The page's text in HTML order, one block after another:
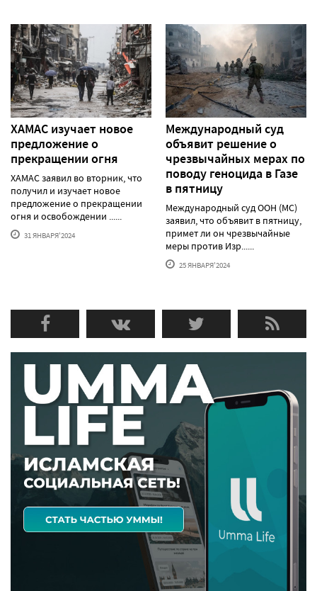
ХАМАС изучает новое
предложение о
прекращении огня
ХАМАС заявил во вторник, что
получил и изучает новое
предложение о прекращении
огня и освобождении ......
31 ЯНВАРЯ'2024
Международный суд
объявит решение о
чрезвычайных мерах по
поводу геноцида в Газе
в пятницу
Международный суд ООН (МС)
заявил, что объявит в пятницу,
примет ли он чрезвычайные
меры против Изр......
25 ЯНВАРЯ'2024